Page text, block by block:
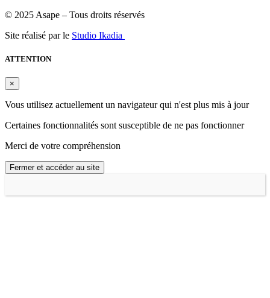
© 2025 Asape – Tous droits réservés
Site réalisé par le Studio Ikadia
ATTENTION
×
Vous utilisez actuellement un navigateur qui n'est plus mis à jour
Certaines fonctionnalités sont susceptible de ne pas fonctionner
Merci de votre compréhension
Fermer et accéder au site